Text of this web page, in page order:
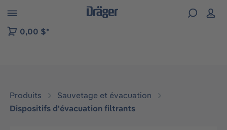
to B2B platform navigation
0,00 $*
Produits
Sauvetage et évacuation
Dispositifs d'évacuation filtrants